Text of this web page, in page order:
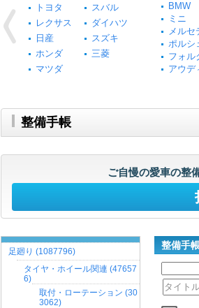
トヨタ
レクサス
日産
ホンダ
マツダ
スバル
ダイハツ
スズキ
三菱
BMW
ミニ
メルセ
ポルシ
フォル
アウデ
整備手帳
ご自慢の愛車の整
足廻り (1087796)
タイヤ・ホイール関連 (47657
6)
取付・ローテーション (30
3062)
整備手